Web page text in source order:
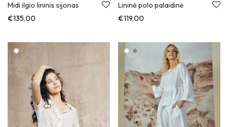
Midi ilgio lininis sijonas
€135,00
Lininė polo palaidinė
€119,00